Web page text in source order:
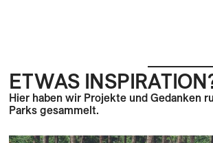
ETWAS
Hier haben wir Projekte und Gedanken
Parks gesammelt.